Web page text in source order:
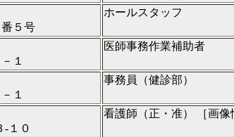
５号
ホールスタッフ
１
医師事務作業補助者
１
事務員（健診部）
１０
看護師（正・准） ［画像